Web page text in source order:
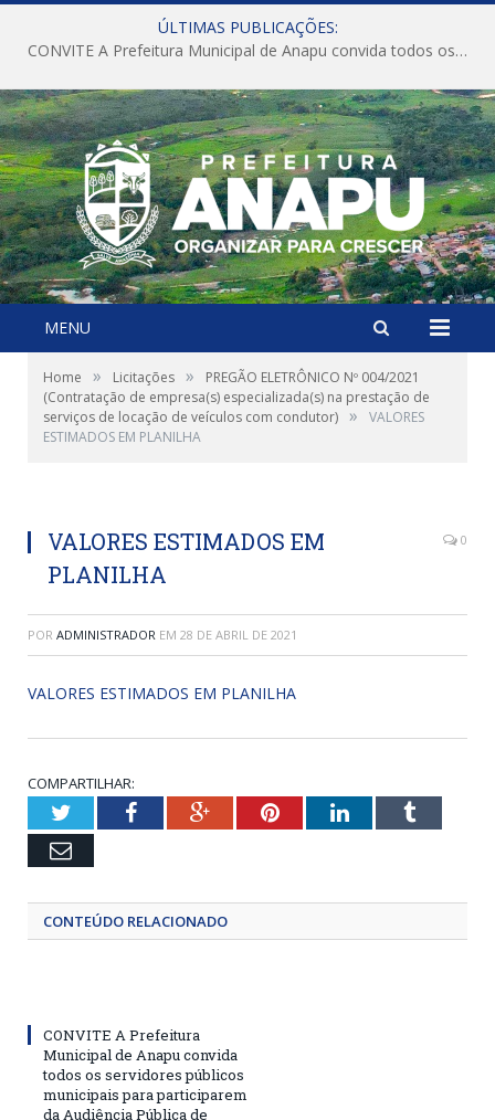
ÚLTIMAS PUBLICAÇÕES:
CONVITE A Prefeitura Municipal de Anapu convida todos os servidores públicos municipais para participarem da Audiência Pública de discussão da Lei de Diretrizes Orçamentárias (LDO), importante instrumento de planejamento das ações e investimentos da Administração Pública para o próximo exercício financeiro.
MENU
Home » Licitações »
PREGÃO ELETRÔNICO Nº 004/2021
(Contratação de empresa(s) especializada(s) na prestação de
serviços de locação de veículos com condutor) »
VALORES
ESTIMADOS EM PLANILHA
VALORES ESTIMADOS EM
PLANILHA
0
POR ADMINISTRADOR EM 28 DE ABRIL DE 2021
VALORES ESTIMADOS EM PLANILHA
COMPARTILHAR:
TwitterFacebookGoogle+PinterestLinkedInTumblr
Email
CONTEÚDO RELACIONADO
CONVITE A Prefeitura
Municipal de Anapu convida
todos os servidores públicos
municipais para participarem
da Audiência Pública de